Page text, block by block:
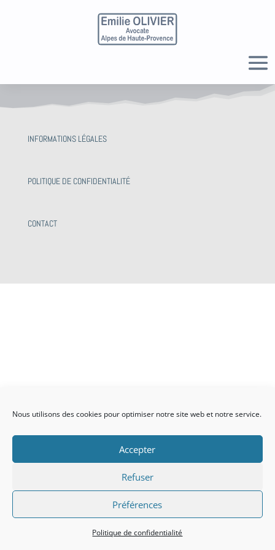
Nous utilisons des cookies pour optimiser notre site web et notre service.
Accepter
Refuser
Préférences
Politique de confidentialité
INFORMATIONS LÉGALES
POLITIQUE DE CONFIDENTIALITÉ
CONTACT